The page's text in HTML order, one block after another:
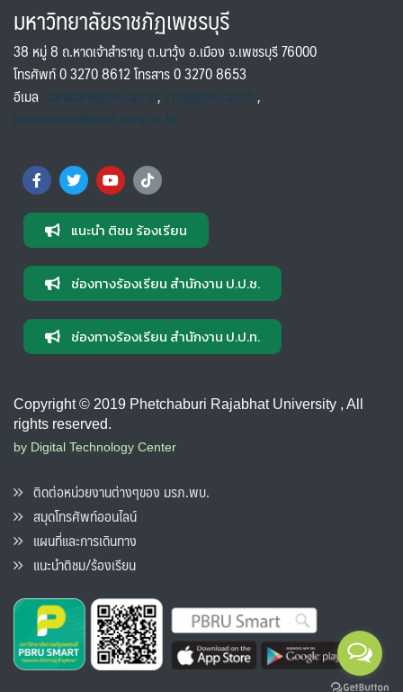
มหาวิทยาลัยราชภัฏเพชรบุรี
38 หมู่ 8 ถ.หาดเจ้าสำราญ ต.นาวุ้ง อ.เมือง จ.เพชรบุรี 76000
โทรศัพท์ 0 3270 8612 โทรสาร 0 3270 8653
อีเมล saraban@pbru.ac.th, info@pbru.ac.th,
international@mail.pbru.ac.th
แนะนำ ติชม ร้องเรียน
ช่องทางร้องเรียน สำนักงาน ป.ป.ช.
ช่องทางร้องเรียน สำนักงาน ป.ป.ท.
Copyright © 2019 Phetchaburi Rajabhat University , All
rights reserved.
by Digital Technology Center
ติดต่อหน่วยงานต่างๆของ มรภ.พบ.
สมุดโทรศัพท์ออนไลน์
แผนที่และการเดินทาง
แนะนำติชม/ร้องเรียน